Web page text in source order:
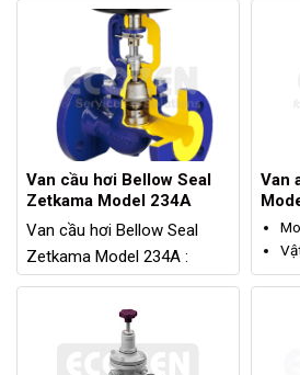
Van cầu hơi Bellow Seal
Zetkama Model 234A
Van cầu hơi Bellow Seal
Zetkama Model 234A :
Model: 234A
Vật liệu: Gang xám
Kích thước: DN15 – DN250
Áp suất tối đa: 16bar
Nhiệt độ tối đa: 300°C